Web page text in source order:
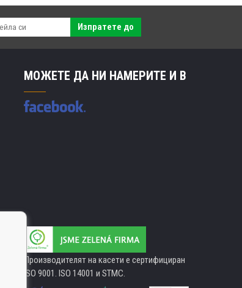
Изпратете до
МОЖЕТЕ ДА НИ НАМЕРИТЕ И В
Производителят на касети е сертифициран
ISO 9001. ISO 14001 и STMC.